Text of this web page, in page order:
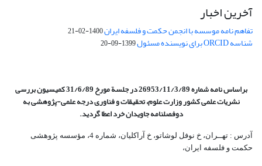
آخرین اخبار
تفاهم نامه موسسه با انجمن حکمت و فلسفه ایران1400-02-21
شناسه ORCID برای نویسنده مسئول 1399-09-20
براساس نامه شماره 26953/11/3/89 در جلسة مورخ 31/6/89 کمیسیون
بررسی
نشریات علمی کشور وزارت علوم، تحقیقات و فناوری درجه علمی‌-پژوهشیبه
دوفصلنامه جاویدان خرد اعطا گردید.
آدرس : تهــران، خ نوفل لوشاتو، خ آراکلیان، شماره 4،‌ مؤسسه پژوهشی
حکمت و فلسفه ایران،‌